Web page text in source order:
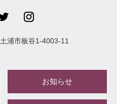
土浦市板谷1-4003-11
お知らせ